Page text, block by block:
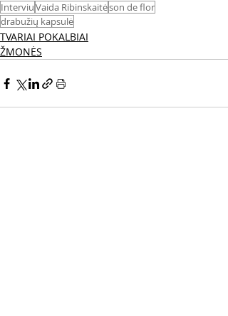
InterviuVaida Ribinskaitėson de flor
drabužių kapsulė
TVARIAI POKALBIAI
ŽMONĖS